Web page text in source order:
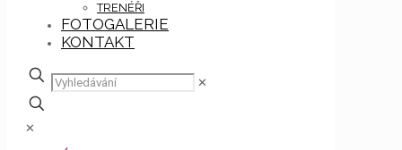
TRENÉŘI
FOTOGALERIE
KONTAKT
✕
✕